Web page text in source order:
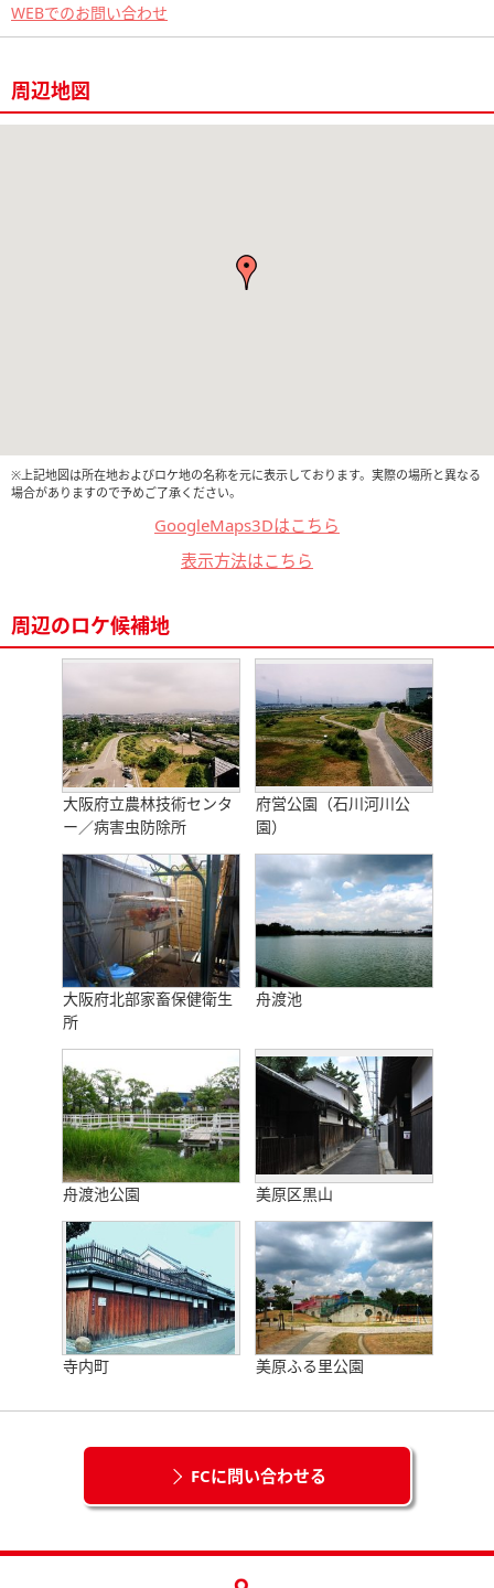
WEBでのお問い合わせ
周辺地図
※上記地図は所在地およびロケ地の名称を元に表示しております。実際の場所と異なる
場合がありますので予めご了承ください。
GoogleMaps3Dはこちら
表示方法はこちら
周辺のロケ候補地
大阪府立農林技術センタ
ー／病害虫防除所
府営公園（石川河川公
園）
大阪府北部家畜保健衛生
所
舟渡池
舟渡池公園 美原区黒山
寺内町 美原ふる里公園
FCに問い合わせる